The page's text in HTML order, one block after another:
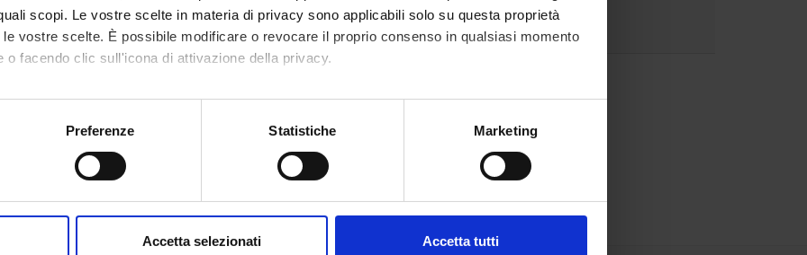
scopi. Le vostre scelte in materia di privacy sono applicabili solo su questa proprietà
vostre scelte. È possibile modificare o revocare il proprio consenso in qualsiasi momento
o facendo clic sull'icona di attivazione della privacy.
anche:
sulla tua posizione geografica, con un'approssimazione di qualche metro,
in qualsiasi momento dalla Dichiarazione sui cookie.
Preferenze Statistiche Marketing
Accetta selezionati Accetta tutti
esaurimento